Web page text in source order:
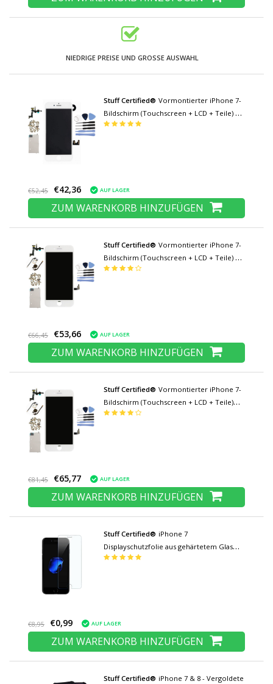
NIEDRIGE PREISE UND GROSSE AUSWAHL
Stuff Certified® Vormontierter iPhone 7-
Bildschirm (Touchscreen + LCD + Teile) A
+ Qualität - Weiß + Werkzeuge
€52,45 €42,36 AUF LAGER
ZUM WARENKORB HINZUFÜGEN
Stuff Certified® Vormontierter iPhone 7-
Bildschirm (Touchscreen + LCD + Teile) AA
+ Qualität - Weiß + Werkzeuge
€66,45 €53,66 AUF LAGER
ZUM WARENKORB HINZUFÜGEN
Stuff Certified® Vormontierter iPhone 7-
Bildschirm (Touchscreen + LCD + Teile)
AAA + Qualität - Weiß + Werkzeuge
€81,45 €65,77 AUF LAGER
ZUM WARENKORB HINZUFÜGEN
Stuff Certified® iPhone 7
Displayschutzfolie aus gehärtetem Glas
Filmglas aus gehärtetem Glas
€8,95 €0,99 AUF LAGER
ZUM WARENKORB HINZUFÜGEN
Stuff Certified® iPhone 7 & 8 - Vergoldete